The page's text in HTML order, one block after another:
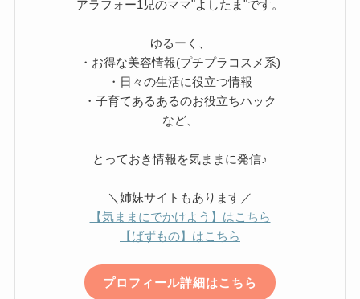
アラフォー1児のママ"よしたま"です。
ゆるーく、
・お得な美容情報(プチプラコスメ系)
・日々の生活に役立つ情報
・子育てあるあるのお役立ちハック
など、
とっておき情報を気ままに発信♪
＼姉妹サイトもあります／
【気ままにでかけよう】はこちら
【ばずもの】はこちら
プロフィール詳細はこちら